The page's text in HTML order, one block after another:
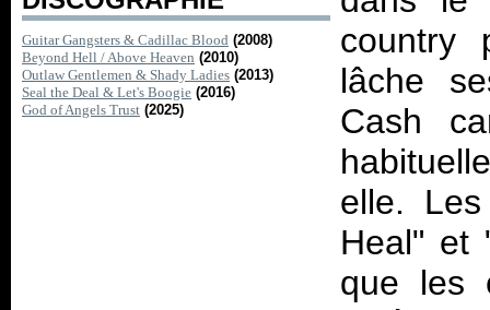
Guitar Gangsters & Cadillac Blood (2008)
Beyond Hell / Above Heaven (2010)
Outlaw Gentlemen & Shady Ladies (2013)
Seal the Deal & Let's Boogie (2016)
God of Angels Trust (2025)
country
lâche
Cash
elle.
Heal" et
que les